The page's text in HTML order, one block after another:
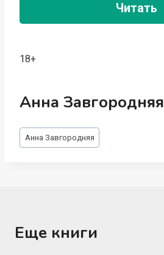
Читать
18+
Анна Завгородняя
Метки
записи:
Анна Завгородняя
Еще книги